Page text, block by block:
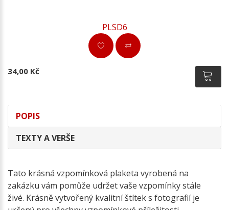
PLSD6
34,00 Kč
POPIS
TEXTY A VERŠE
Tato krásná vzpomínková plaketa vyrobená na
zakázku vám pomůže udržet vaše vzpomínky stále
živé. Krásně vytvořený kvalitní štítek s fotografií je